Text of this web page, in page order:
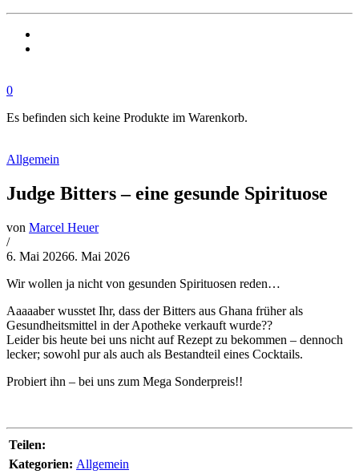
0
Es befinden sich keine Produkte im Warenkorb.
Allgemein
Judge Bitters – eine gesunde Spirituose
von Marcel Heuer
/
6. Mai 20266. Mai 2026
Wir wollen ja nicht von gesunden Spirituosen reden…
Aaaaaber wusstet Ihr, dass der Bitters aus Ghana früher als
Gesundheitsmittel in der Apotheke verkauft wurde??
Leider bis heute bei uns nicht auf Rezept zu bekommen – dennoch
lecker; sowohl pur als auch als Bestandteil eines Cocktails.
Probiert ihn – bei uns zum Mega Sonderpreis!!
Teilen:
Kategorien: Allgemein